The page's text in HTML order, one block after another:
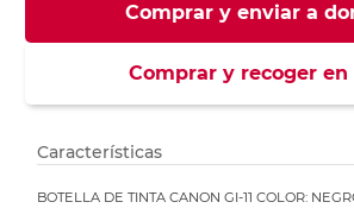
Comprar y enviar a
Comprar y recoger en
Características
BOTELLA DE TINTA CANON GI-11 COLOR: